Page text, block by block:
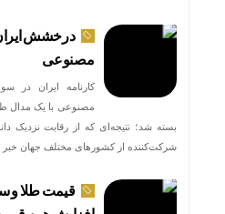
درخشش
مصنوعی
کارنامه ایران در
مصنوعی با یک مدال
شرکت‌کننده از کشورهای مختلف جهان خبر